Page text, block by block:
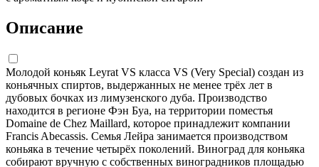
Описание
Молодой коньяк Leyrat VS класса VS (Very Special) создан из
коньячных спиртов, выдержанных не менее трёх лет в
дубовых бочках из лимузенского дуба. Производство
находится в регионе Фэн Буа, на территории поместья
Domaine de Chez Maillard, которое принадлежит компании
Francis Abecassis. Семья Лейра занимается производством
коньяка в течение четырёх поколений. Виноград для коньяка
собирают вручную с собственных виноградников площадью